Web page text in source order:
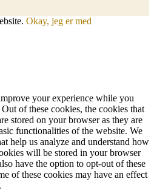
Okay, jeg er med
your experience while you
of these cookies, the cookies that
stored on your browser as they are
functionalities of the website. We
help us analyze and understand how
will be stored in your browser
have the option to opt-out of these
of these cookies may have an effect